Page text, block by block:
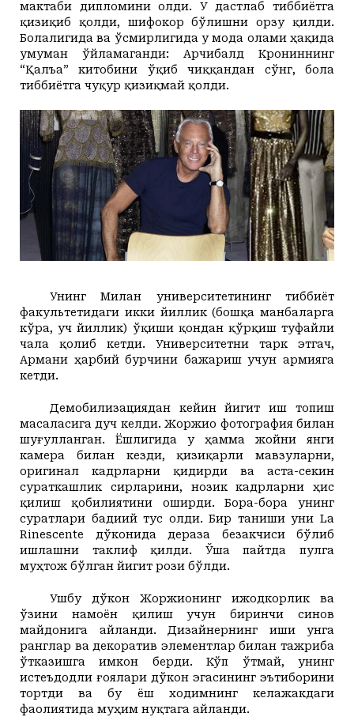
мактаби дипломини олди. У дастлаб тиббиётга
қизиқиб қолди, шифокор бўлишни орзу қилди.
Болалигида ва ўсмирлигида у мода олами ҳақида
умуман ўйламаганди: Арчибалд Крониннинг
“Қалъа” китобини ўқиб чиққандан сўнг, бола
тиббиётга чуқур қизиқмай қолди.
Унинг Милан университетининг тиббиёт
факультетидаги икки йиллик (бошқа манбаларга
кўра, уч йиллик) ўқиши қондан қўрқиш туфайли
чала қолиб кетди. Университетни тарк этгач,
Армани ҳарбий бурчини бажариш учун армияга
кетди.
Демобилизациядан кейин йигит иш топиш
масаласига дуч келди. Жоржио фотография билан
шуғулланган. Ёшлигида у ҳамма жойни янги
камера билан кезди, қизиқарли мавзуларни,
оригинал кадрларни қидирди ва аста-секин
сураткашлик сирларини, нозик кадрларни ҳис
қилиш қобилиятини оширди. Бора-бора унинг
суратлари бадиий тус олди. Бир таниши уни La
Rinescente дўконида дераза безакчиси бўлиб
ишлашни таклиф қилди. Ўша пайтда пулга
муҳтож бўлган йигит рози бўлди.
Ушбу дўкон Жоржионинг ижодкорлик ва
ўзини намоён қилиш учун биринчи синов
майдонига айланди. Дизайнернинг иши унга
ранглар ва декоратив элементлар билан тажриба
ўтказишга имкон берди. Кўп ўтмай, унинг
истеъдодли ғоялари дўкон эгасининг эътиборини
тортди ва бу ёш ходимнинг келажакдаги
фаолиятида муҳим нуқтага айланди.